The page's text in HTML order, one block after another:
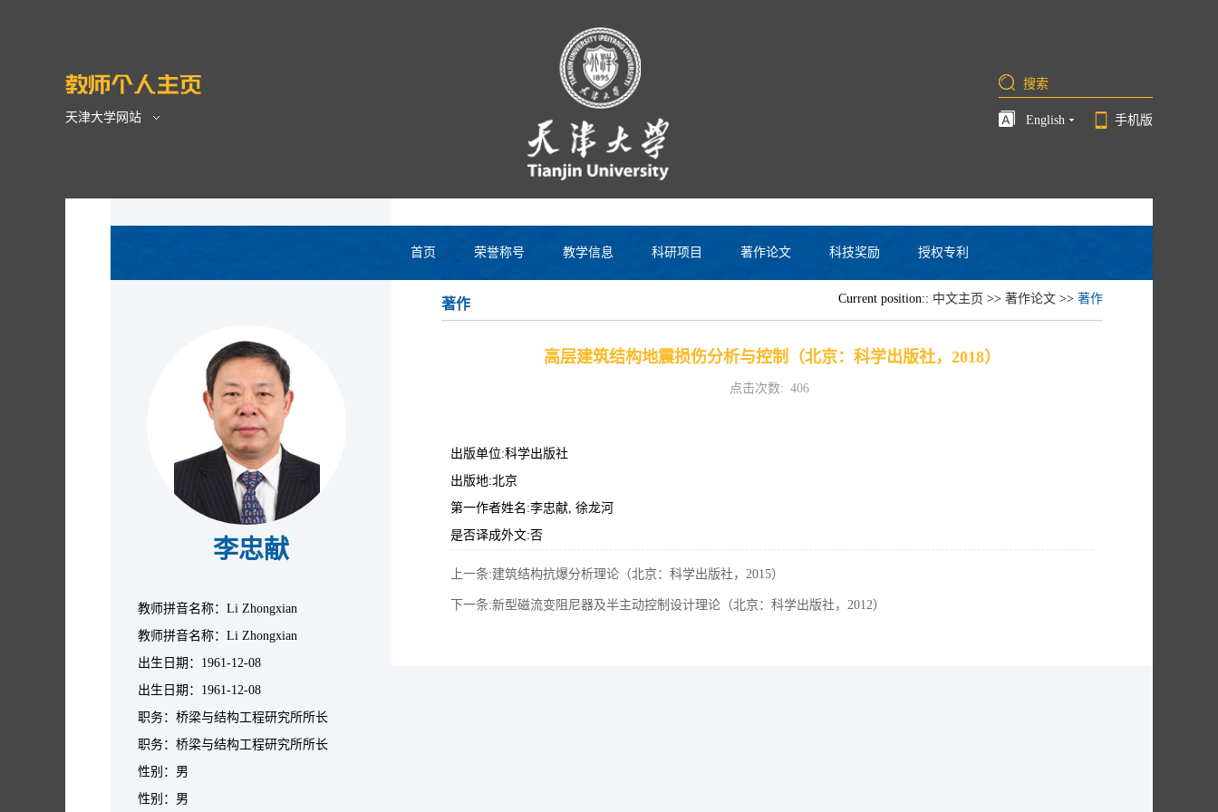
天津大学网站 English 手机版
首页 荣誉称号 教学信息 科研项目 著作论文 科技奖励 授权专利
李忠献
教师拼音名称：Li Zhongxian
教师拼音名称：Li Zhongxian
出生日期：1961-12-08
出生日期：1961-12-08
职务：桥梁与结构工程研究所所长
职务：桥梁与结构工程研究所所长
性别：男
性别：男
著作 Current position:: 中文主页 >> 著作论文 >> 著作
高层建筑结构地震损伤分析与控制（北京：科学出版社，2018）
点击次数: 406
出版单位:科学出版社
出版地:北京
第一作者姓名:李忠献, 徐龙河
是否译成外文:否
上一条:建筑结构抗爆分析理论（北京：科学出版社，2015）
下一条:新型磁流变阻尼器及半主动控制设计理论（北京：科学出版社，2012）